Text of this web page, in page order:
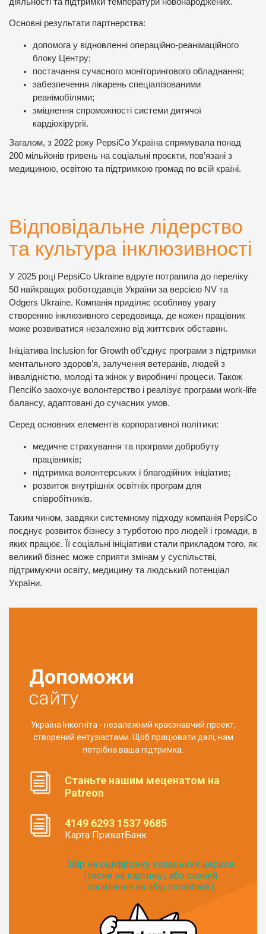
Основні результати партнерства:
допомога у відновленні операційно-реанімаційного
блоку Центру;
постачання сучасного моніторингового обладнання;
забезпечення лікарень спеціалізованими
реанімобілями;
зміцнення спроможності системи дитячої
кардіохірургії.
Загалом, з 2022 року PepsiCo Україна спрямувала понад
200 мільйонів гривень на соціальні проєкти, пов’язані з
медициною, освітою та підтримкою громад по всій країні.
Відповідальне лідерство
та культура інклюзивності
У 2025 році PepsiCo Ukraine вдруге потрапила до переліку
50 найкращих роботодавців України за версією NV та
Odgers Ukraine. Компанія приділяє особливу увагу
створенню інклюзивного середовища, де кожен працівник
може розвиватися незалежно від життєвих обставин.
Ініціатива Inclusion for Growth об’єднує програми з підтримки
ментального здоров’я, залучення ветеранів, людей з
інвалідністю, молоді та жінок у виробничі процеси. Також
ПепсіКо заохочує волонтерство і реалізує програми work-life
балансу, адаптовані до сучасних умов.
Серед основних елементів корпоративної політики:
медичне страхування та програми добробуту
працівників;
підтримка волонтерських і благодійних ініціатив;
розвиток внутрішніх освітніх програм для
співробітників.
Таким чином, завдяки системному підходу компанія PepsiCo
поєднує розвиток бізнесу з турботою про людей і громади, в
яких працює. Її соціальні ініціативи стали прикладом того, як
великий бізнес може сприяти змінам у суспільстві,
підтримуючи освіту, медицину та людський потенціал
України.
Допоможи
сайту
Україна Інкогніта - незалежний краєзнавчий проект,
створений ентузіастами. Щоб працювати далі, нам
потрібна ваша підтримка.
Станьте нашим меценатом на
Patreon
4149 6293 1537 9685
Карта ПриватБанк
Збір на оцифровку козацьких церков
(тисни на картинці, або скануй
посилання на збір monobank):